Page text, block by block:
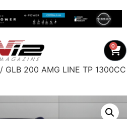
0
/ GLB 200 AMG LINE TP 1300CC